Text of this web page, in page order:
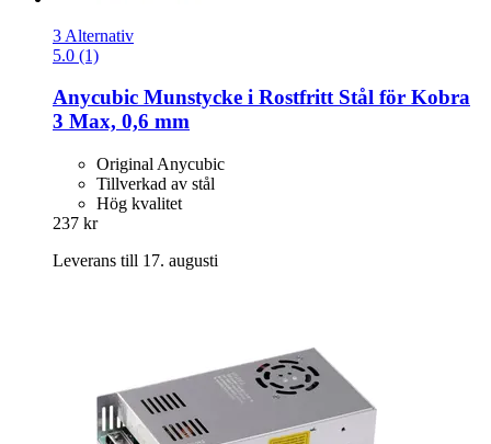
3 Alternativ
5.0 (1)
Anycubic Munstycke i Rostfritt Stål för Kobra
3 Max, 0,6 mm
Original Anycubic
Tillverkad av stål
Hög kvalitet
237 kr
Leverans till 17. augusti